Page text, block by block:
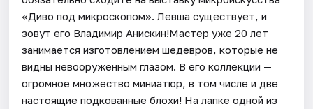
«Диво под микроскопом». Левша существует, и
зовут его Владимир Анискин!Мастер уже 20 лет
занимается изготовлением шедевров, которые не
видны невооруженным глазом. В его коллекции —
огромное множество миниатюр, в том числе и две
настоящие подкованные блохи! На лапке одной из